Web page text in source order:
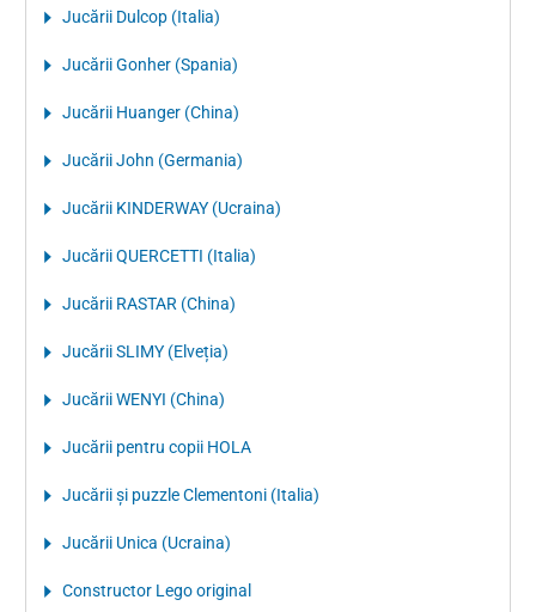
Jucării Dulcop (Italia)
Jucării Gonher (Spania)
Jucării Huanger (China)
Jucării John (Germania)
Jucării KINDERWAY (Ucraina)
Jucării QUERCETTI (Italia)
Jucării RASTAR (China)
Jucării SLIMY (Elveția)
Jucării WENYI (China)
Jucării pentru copii HOLA
Jucării și puzzle Clementoni (Italia)
Jucării Unica (Ucraina)
Constructor Lego original